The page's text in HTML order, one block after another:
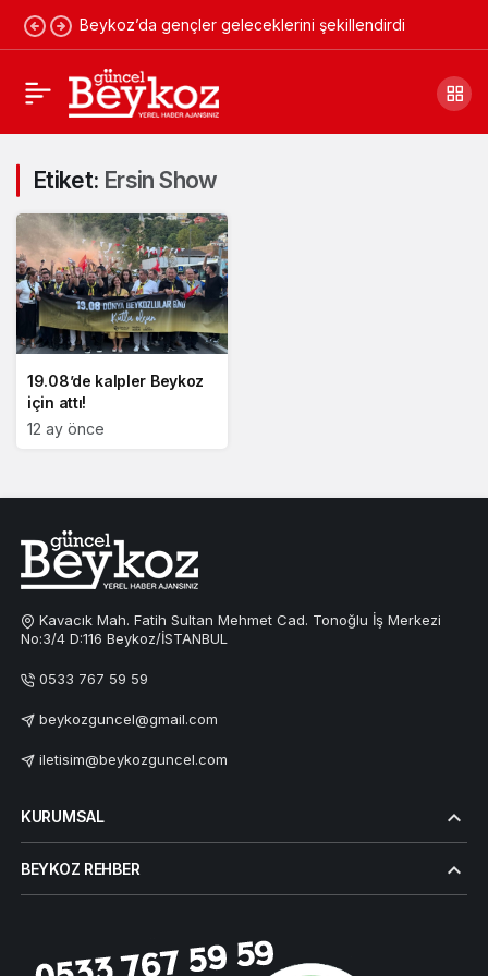
Beykoz’da gençler geleceklerini şekillendirdi
Etiket: Ersin Show
19.08’de kalpler Beykoz
için attı!
12 ay önce
Kavacık Mah. Fatih Sultan Mehmet Cad. Tonoğlu İş Merkezi
No:3/4 D:116 Beykoz/İSTANBUL
0533 767 59 59
beykozguncel@gmail.com
iletisim@beykozguncel.com
KURUMSAL
BEYKOZ REHBER